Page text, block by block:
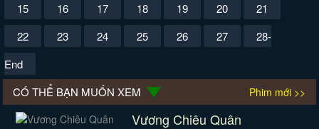
15
16 17 18 19 20
21
22
23 24 25 26 27
28-
End
CÓ THỂ BẠN MUỐN XEM
Phim mới >>
Vương Chiêu Quân